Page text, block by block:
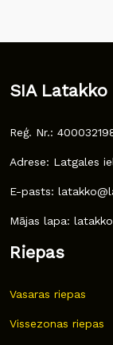
SIA Latakko
Reģ. Nr.:
Adrese: Latgales
E-pasts:
Mājas lapa:
Riepas
Vasaras riepas
Vissezonas riepas